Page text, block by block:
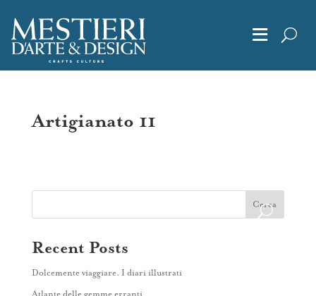
≡
Editoriali
Artigianato 11
Cerca
Recent Posts
Dolcemente viaggiare. I diari illustrati